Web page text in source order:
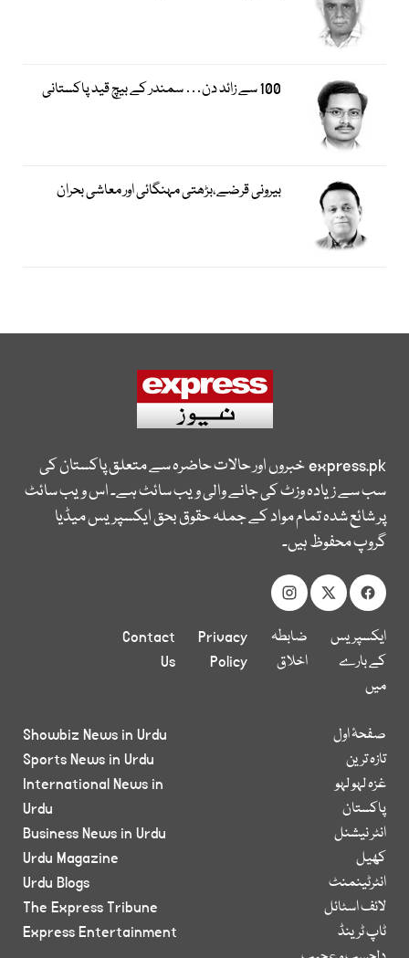
100 سے زائد دن… سمندر کے بیچ قید پاکستانی
بیرونی قرضے،بڑھتی مہنگائی اور معاشی بحران
express.pkخبروں اور حالات حاضرہ سے متعلق پاکستان کی
سب سے زیادہ وزٹ کی جانے والی ویب سائٹ ہے۔ اس ویب سائٹ
پر شائع شدہ تمام مواد کے جملہ حقوق بحق ایکسپریس میڈیا
گروپ محفوظ ہیں۔
ایکسپریس
کے بارے
میں
ضابطہ
اخلاق
Privacy
Policy
Contact
Us
صفحۂ اول
تازہ ترین
غزہ لہو لہو
پاکستان
انٹر نیشنل
کھیل
انٹرٹینمنٹ
لائف اسٹائل
ٹاپ ٹرینڈ
Showbiz News in Urdu
Sports News in Urdu
International News in
Urdu
Business News in Urdu
Urdu Magazine
Urdu Blogs
The Express Tribune
Express Entertainment